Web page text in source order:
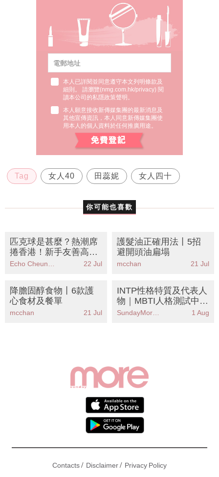
本人已詳閱並同意遵守本文列明條款及
細則。 請瀏覽(nmg.com.hk/privacy) 閱
讀本公司的私隱政策聲明。
本人願意接收新傳媒集團的最新消息及
其他宣傳資訊，本人同意新傳媒集團使
用本人的個人資料於任何推廣用途。
Tag 女人40 田蕊妮 女人四十
你可能也喜歡
捲香港！新手友善高效
燃脂 附最潮冰感運動服
推薦
Echo Cheung（SundayMore編輯部） 22 Jul
避開頭油扁塌
mcchan
心食材及餐單
mcchan
物｜MBTI人格測試中被
稱為「邏輯學家」人格
SundayMore編輯部 1 Aug